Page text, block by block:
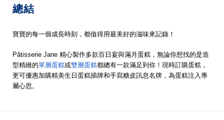
總結
寶寶的每一個成長時刻，都值得用最美好的滋味來記錄！
Pâtisserie Jane 精心製作多款百日宴與滿月蛋糕，無論你想找的是造
型精緻的單層蛋糕或雙層蛋糕都總有一款滿足到你！現時訂購蛋糕，
更可優惠加購精美生日蛋糕插牌和手寫糖皮訊息名牌，為蛋糕注入專
屬心思。